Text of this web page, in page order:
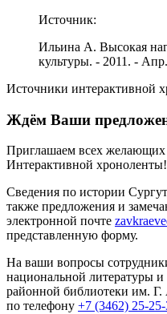
Источник:
Ильина А. Высокая
культуры. - 2011. -
Источники интерактивной
Ждём Ваши
Приглашаем всех желающих
Интерактивной хроноленты!
Сведения по истории
также предложения и
электронной почте
представленную форму.
На ваши вопросы
национальной литературы
районной библиотеки им.
по телефону +7 (3462) 25-